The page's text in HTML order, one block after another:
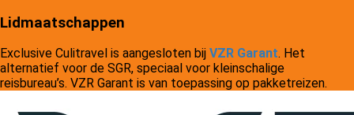
Lidmaatschappen
Exclusive Culitravel is aangesloten bij VZR Garant. Het
alternatief voor de SGR, speciaal voor kleinschalige
reisbureau’s. VZR Garant is van toepassing op pakketreizen.